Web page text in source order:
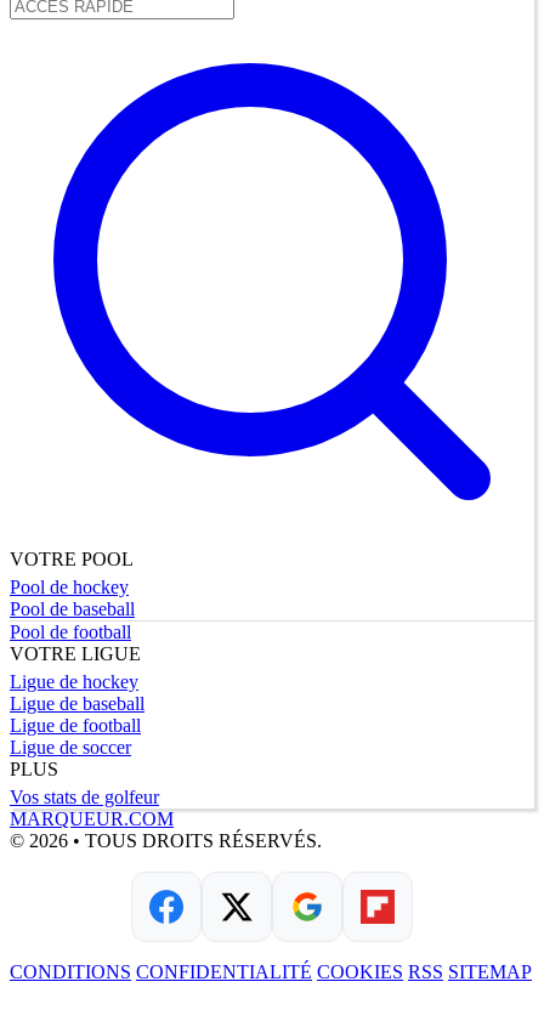
VOTRE POOL
Pool de hockey
Pool de baseball
Pool de football
VOTRE LIGUE
Ligue de hockey
Ligue de baseball
Ligue de football
Ligue de soccer
PLUS
Vos stats de golfeur
MARQUEUR.COM
© 2026 • TOUS DROITS RÉSERVÉS.
CONDITIONS CONFIDENTIALITÉ COOKIES RSS SITEMAP